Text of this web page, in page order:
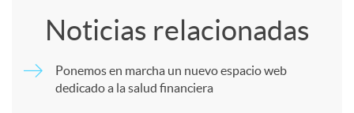
m
Noticias relacionadas
Ponemos en marcha un nuevo espacio web
dedicado a la salud financiera